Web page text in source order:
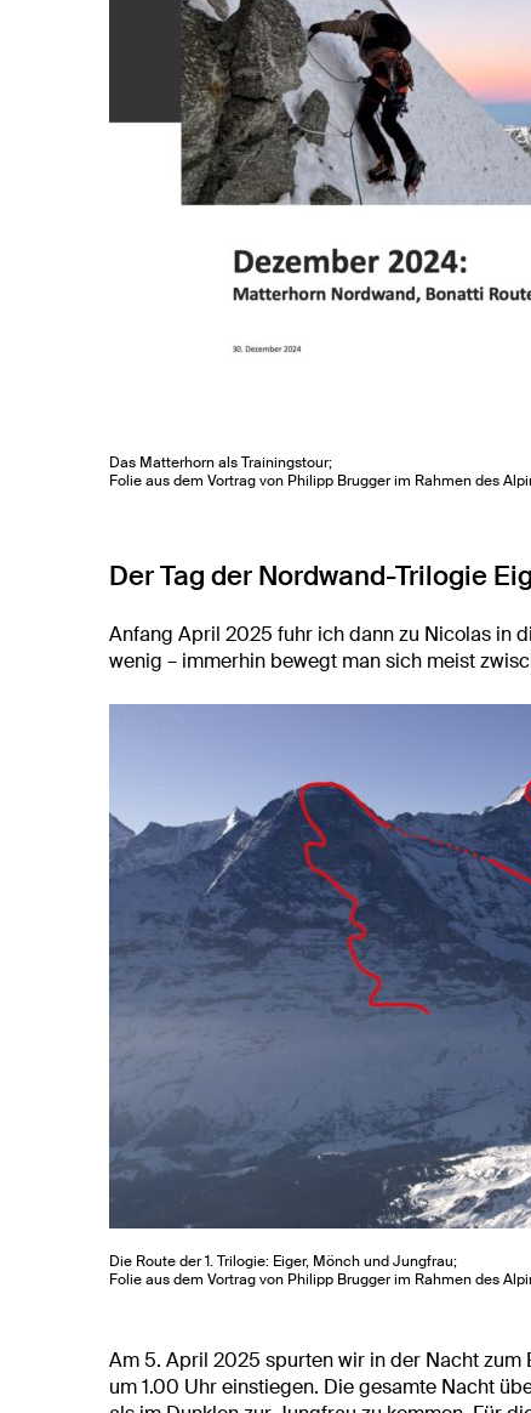
Das Matterhorn als Trainingstour;
Folie aus dem Vortrag von Philipp Brugger im Rahmen des
Der Tag der Nordwand-Trilogie
Anfang April 2025 fuhr ich dann zu Nicolas in
wenig – immerhin bewegt man sich meist
Die Route der 1. Trilogie: Eiger, Mönch und Jungfrau;
Folie aus dem Vortrag von Philipp Brugger im Rahmen des
Am 5. April 2025 spurten wir in der Nacht zum
um 1.00 Uhr einstiegen. Die gesamte Nacht